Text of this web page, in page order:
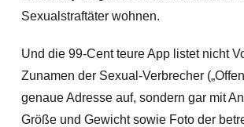
Sexualstraftäter wohnen.
Und die 99-Cent teure App listet nicht
Zunamen der Sexual-Verbrecher
genaue Adresse auf, sondern gar mit
Größe und Gewicht sowie Foto der